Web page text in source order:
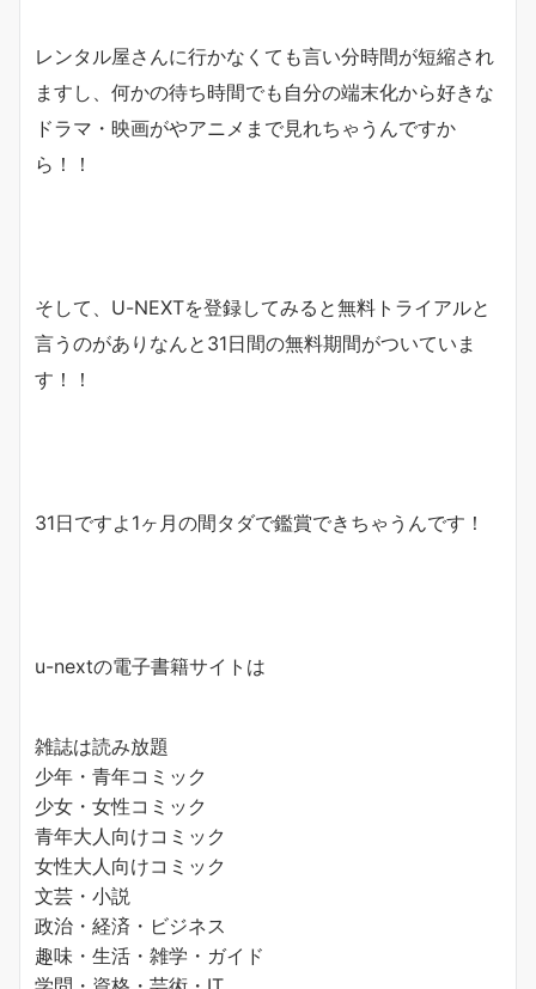
レンタル屋さんに行かなくても言い分時間が短縮され
ますし、何かの待ち時間でも自分の端末化から好きな
ドラマ・映画がやアニメまで見れちゃうんですか
ら！！
そして、U-NEXTを登録してみると無料トライアルと
言うのがありなんと31日間の無料期間がついていま
す！！
31日ですよ1ヶ月の間タダで鑑賞できちゃうんです！
u-nextの電子書籍サイトは
雑誌は読み放題
少年・青年コミック
少女・女性コミック
青年大人向けコミック
女性大人向けコミック
文芸・小説
政治・経済・ビジネス
趣味・生活・雑学・ガイド